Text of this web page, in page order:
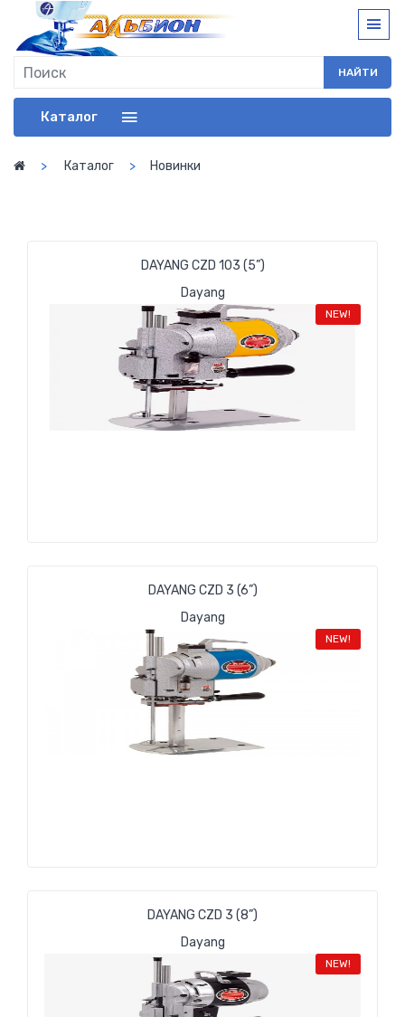
НАЙТИ
Каталог
Каталог Новинки
DAYANG CZD 103 (5”)
Dayang
NEW!
DAYANG CZD 3 (6”)
Dayang
NEW!
DAYANG CZD 3 (8”)
Dayang
NEW!